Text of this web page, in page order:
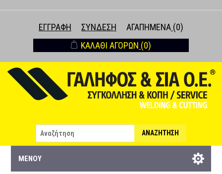
ΕΓΓΡΑΦΉ ΣΎΝΔΕΣΗ ΑΓΑΠΗΜΈΝΑ (0)
ΚΑΛΆΘΙ ΑΓΟΡΏΝ (0)
ΑΝΑΖΉΤΗΣΗ
ΜΕΝΟΎ